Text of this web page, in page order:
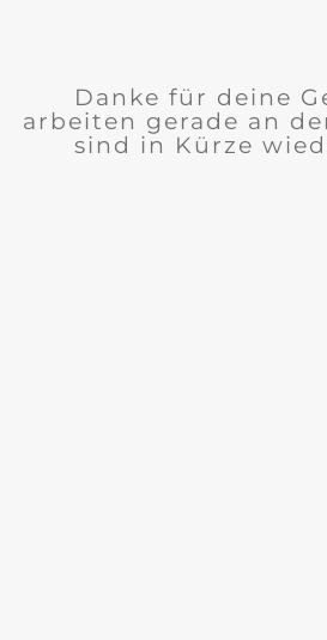
Danke für deine
arbeiten gerade an
sind in Kürze